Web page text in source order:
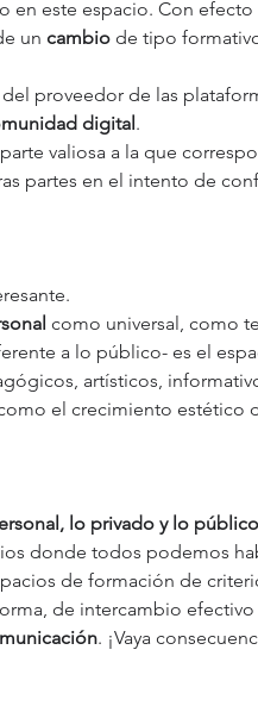
en este espacio. Con
un cambio de tipo
proveedor de las
digital.
valiosa a la que
partes en el intento de
como universal, como
a lo público- es el
artísticos,
el crecimiento estético
lo privado y lo público
donde todos podemos
de formación de
de intercambio
. ¡Vaya